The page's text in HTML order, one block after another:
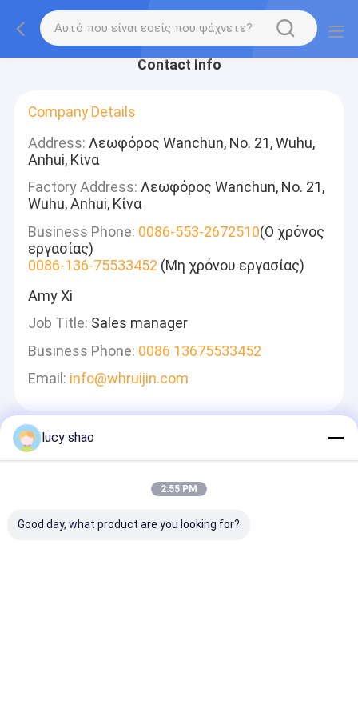
Contact Info
Company Details
Address: Λεωφόρος Wanchun, Νο. 21, Wuhu,
Anhui, Κίνα
Factory Address: Λεωφόρος Wanchun, Νο. 21,
Wuhu, Anhui, Κίνα
Business Phone: 0086-553-2672510(Ο χρόνος
εργασίας)
0086-136-75533452 (Μη χρόνου εργασίας)
Amy Xi
Job Title: Sales manager
Business Phone: 0086 13675533452
Email: info@whruijin.com
Θα Απαντήσουμε Γρήγορα
lucy shao
2:55 PM
Good day, what product are you looking for?